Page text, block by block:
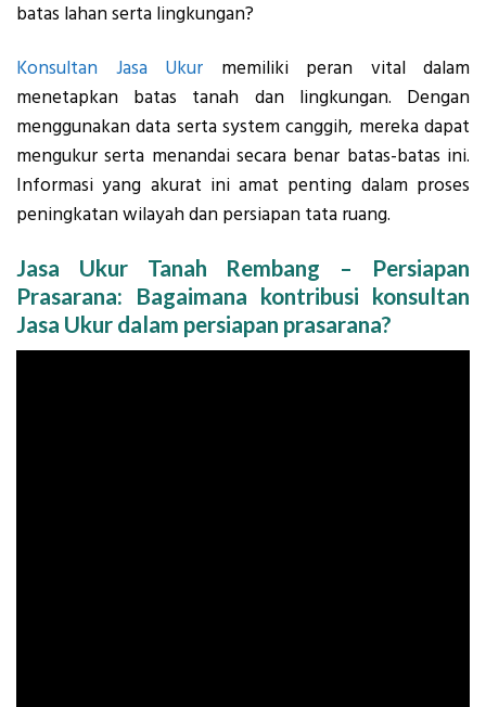
batas lahan serta lingkungan?
Konsultan Jasa Ukur memiliki peran vital dalam
menetapkan batas tanah dan lingkungan. Dengan
menggunakan data serta system canggih, mereka dapat
mengukur serta menandai secara benar batas-batas ini.
Informasi yang akurat ini amat penting dalam proses
peningkatan wilayah dan persiapan tata ruang.
Jasa Ukur Tanah Rembang – Persiapan
Prasarana: Bagaimana kontribusi konsultan
Jasa Ukur dalam persiapan prasarana?